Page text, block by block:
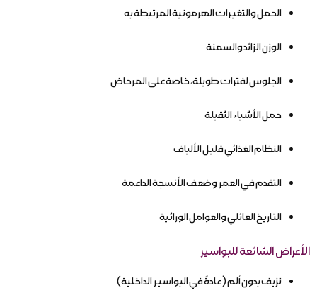
الحمل والتغيرات الهرمونية المرتبطة به
الوزن الزائد والسمنة
الجلوس لفترات طويلة، خاصة على المرحاض
حمل الأشياء الثقيلة
النظام الغذائي قليل الألياف
التقدم في العمر وضعف الأنسجة الداعمة
التاريخ العائلي والعوامل الوراثية
الأعراض الشائعة للبواسير
نزيف بدون ألم (عادةً في البواسير الداخلية)